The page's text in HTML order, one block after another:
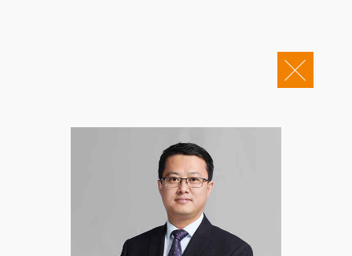
康桥人员
新闻动态
康桥党建
Copyright © 2011-2026 康桥律师事务所